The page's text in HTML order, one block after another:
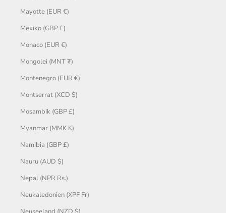
Mayotte (EUR €)
Mexiko (GBP £)
Monaco (EUR €)
Mongolei (MNT ₮)
Montenegro (EUR €)
Montserrat (XCD $)
Mosambik (GBP £)
Myanmar (MMK K)
Namibia (GBP £)
Nauru (AUD $)
Nepal (NPR Rs.)
Neukaledonien (XPF Fr)